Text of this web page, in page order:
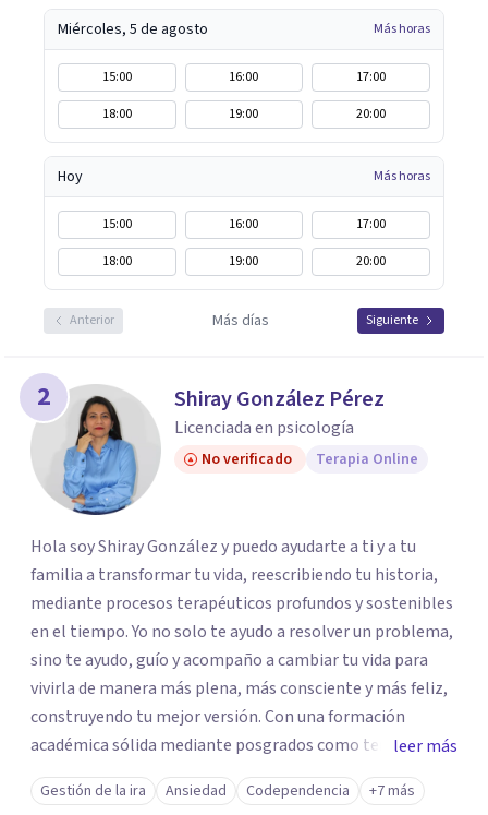
Miércoles, 5 de agosto Más horas
15:00 16:00
17:00
18:00
19:00 20:00
Hoy Más horas
15:00 16:00
17:00
18:00
19:00 20:00
Anterior Más días Siguiente
2 Shiray González Pérez
Licenciada en psicología
No verificado Terapia Online
Hola soy Shiray González y puedo ayudarte a ti y a tu
familia a transformar tu vida, reescribiendo tu historia,
mediante procesos terapéuticos profundos y sostenibles
en el tiempo. Yo no solo te ayudo a resolver un problema,
sino te ayudo, guío y acompaño a cambiar tu vida para
vivirla de manera más plena, más consciente y más feliz,
construyendo tu mejor versión. Con una formación
académica sólida mediante posgrados como terapeuta
breve, familiar e infantil, así como con respaldo
profesional y experiencia clínica de más de 26 años y
leer más
Gestión de la ira Ansiedad Codependencia +7 más